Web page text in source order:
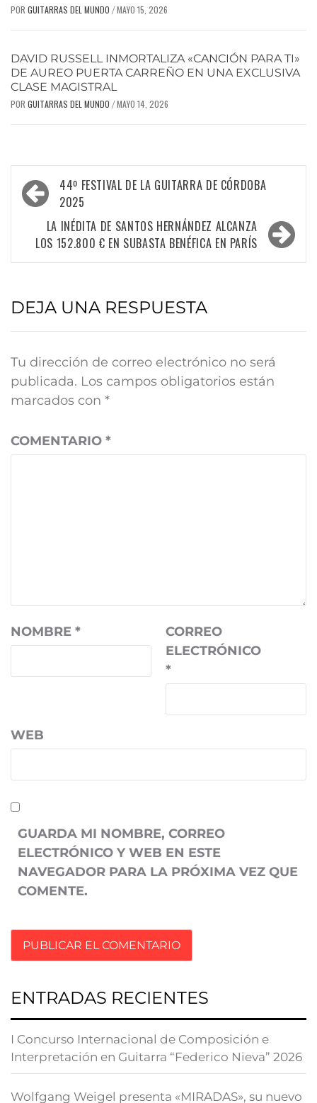
POR GUITARRAS DEL MUNDO / MAYO 15, 2026
DAVID RUSSELL INMORTALIZA «CANCIÓN PARA TI»
DE AUREO PUERTA CARREÑO EN UNA EXCLUSIVA
CLASE MAGISTRAL
POR GUITARRAS DEL MUNDO / MAYO 14, 2026
44º FESTIVAL DE LA GUITARRA DE CÓRDOBA
2025
LA INÉDITA DE SANTOS HERNÁNDEZ ALCANZA
LOS 152.800 € EN SUBASTA BENÉFICA EN PARÍS
DEJA UNA RESPUESTA
Tu dirección de correo electrónico no será
publicada. Los campos obligatorios están
marcados con *
COMENTARIO *
NOMBRE *
CORREO
ELECTRÓNICO
*
WEB
GUARDA MI NOMBRE, CORREO
ELECTRÓNICO Y WEB EN ESTE
NAVEGADOR PARA LA PRÓXIMA VEZ QUE
COMENTE.
ENTRADAS RECIENTES
I Concurso Internacional de Composición e
Interpretación en Guitarra “Federico Nieva” 2026
Wolfgang Weigel presenta «MIRADAS», su nuevo